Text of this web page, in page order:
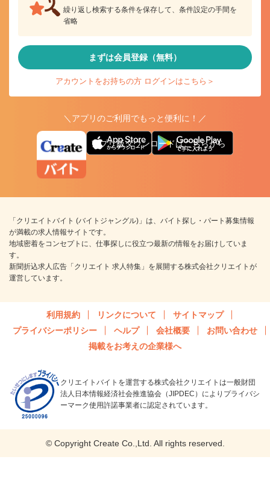
繰り返し検索する条件を保存して、条件設定の手間を
省略
まずは会員登録（無料）
アカウントをお持ちの方 ログインはこちら＞
＼アプリのご利用でもっと便利に！／
アプリ版ダウンロードはこちらから
「クリエイトバイト (バイトジャングル)」は、バイト探し・パート募集情報
が満載の求人情報サイトです。
地域密着をコンセプトに、仕事探しに役立つ最新の情報をお届けしていま
す。
新聞折込求人広告「クリエイト 求人特集」を展開する株式会社クリエイトが
運営しています。
利用規約 リンクについて
サイトマップ
プライバシーポリシー
ヘルプ 会社概要
お問い合わせ
掲載をお考えの企業様へ
クリエイトバイトを運営する株式会社クリエイトは一般財団
法人日本情報経済社会推進協会（JIPDEC）によりプライバシ
ーマーク使用許諾事業者に認定されています。
© Copyright Create Co.,Ltd. All rights reserved.